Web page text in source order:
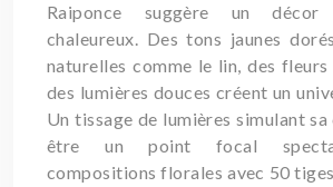
Raiponce suggère un
chaleureux. Des tons jaunes
naturelles comme le lin, des
des lumières douces créent un
Un tissage de lumières simulant
être un point focal
compositions florales avec 50